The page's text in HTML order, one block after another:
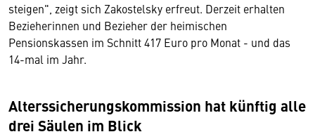
steigen", zeigt sich Zakostelsky erfreut. Derzeit erhalten
Bezieherinnen und Bezieher der heimischen
Pensionskassen im Schnitt 417 Euro pro Monat - und das
14-mal im Jahr.
Alterssicherungskommission hat künftig alle
drei Säulen im Blick